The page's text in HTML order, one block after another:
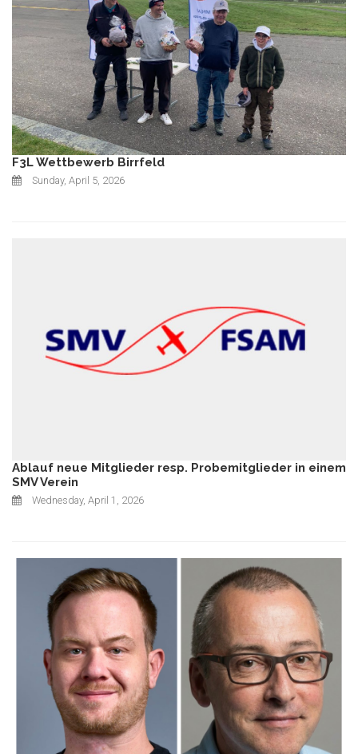
F3L Wettbewerb Birrfeld
Sunday, April 5, 2026
Ablauf neue Mitglieder resp. Probemitglieder in einem
SMV Verein
Wednesday, April 1, 2026